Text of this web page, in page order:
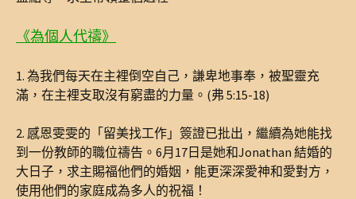
《為個人代禱》
1. 為我們每天在主裡倒空自己，謙卑地事奉，被聖靈充
滿，在主裡支取沒有窮盡的力量。(弗 5:15-18)
2. 感恩雯雯的「留美找工作」簽證已批出，繼續為她能找
到一份教師的職位禱告。6月17日是她和Jonathan 結婚的
大日子，求主賜福他們的婚姻，能更深深愛神和愛對方，
使用他們的家庭成為多人的祝福！